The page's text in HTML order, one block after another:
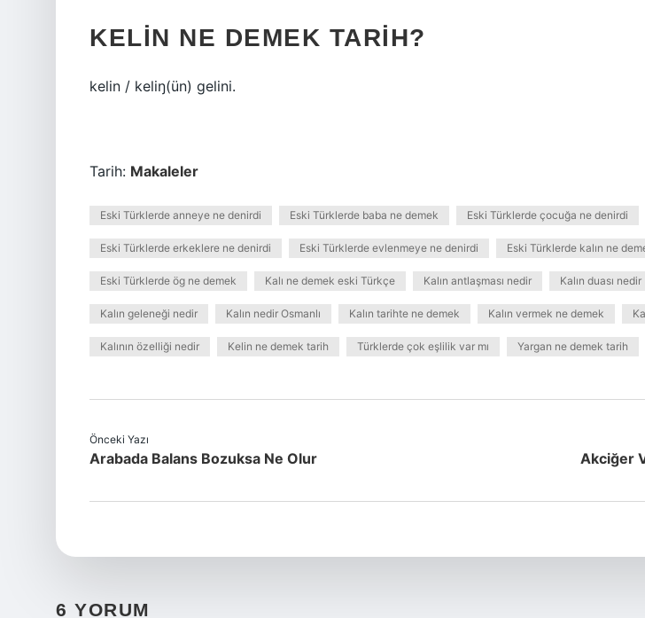
KELIN NE DEMEK TARIH?
kelin / keliŋ(ün) gelini.
Tarih: Makaleler
Eski Türklerde anneye ne denirdi Eski Türklerde baba ne demek Eski Türklerde çocuğa ne denirdi
Eski Türklerde erkeklere ne denirdi Eski Türklerde evlenmeye ne denirdi Eski Türklerde kalın ne
Eski Türklerde ög ne demek Kalı ne demek eski Türkçe Kalın antlaşması nedir Kalın duası nedir
Kalın geleneği nedir Kalın nedir Osmanlı Kalın tarihte ne demek Kalın vermek ne demek
Kalının özelliği nedir Kelin ne demek tarih Türklerde çok eşlilik var mı Yargan ne demek tarih
Önceki Yazı
Arabada Balans Bozuksa Ne Olur Akciğer
6 YORUM